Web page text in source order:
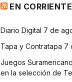
EN
Diario Digital 7 de
Tapa y Contratapa
Juegos
en la selección de